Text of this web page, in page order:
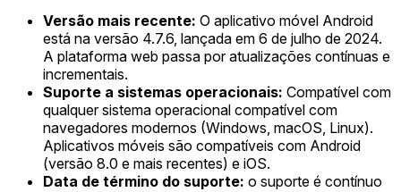
Versão mais recente: O aplicativo móvel Android
está na versão 4.7.6, lançada em 6 de julho de 2024.
A plataforma web passa por atualizações contínuas e
incrementais.
Suporte a sistemas operacionais: Compatível com
qualquer sistema operacional compatível com
navegadores modernos (Windows, macOS, Linux).
Aplicativos móveis são compatíveis com Android
(versão 8.0 e mais recentes) e iOS.
Data de término do suporte: o suporte é contínuo